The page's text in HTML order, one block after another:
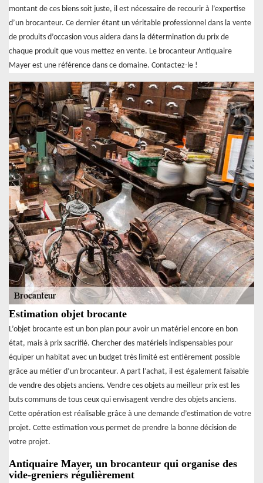
montant de ces biens soit juste, il est nécessaire de recourir à l’expertise
d’un brocanteur. Ce dernier étant un véritable professionnel dans la vente
de produits d’occasion vous aidera dans la détermination du prix de
chaque produit que vous mettez en vente. Le brocanteur Antiquaire
Mayer est une référence dans ce domaine. Contactez-le !
Estimation objet brocante
L’objet brocante est un bon plan pour avoir un matériel encore en bon
état, mais à prix sacrifié. Chercher des matériels indispensables pour
équiper un habitat avec un budget très limité est entièrement possible
grâce au métier d’un brocanteur. A part l’achat, il est également faisable
de vendre des objets anciens. Vendre ces objets au meilleur prix est les
buts communs de tous ceux qui envisagent vendre des objets anciens.
Cette opération est réalisable grâce à une demande d’estimation de votre
projet. Cette estimation vous permet de prendre la bonne décision de
votre projet.
Antiquaire Mayer, un brocanteur qui organise des
vide-greniers régulièrement